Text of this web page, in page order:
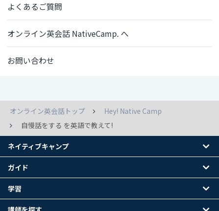
よくあるご質問
オンライン英会話 NativeCamp. へ
お問い合わせ
オンライン英会話トップ
Hey! Native Camp
自慢話をする を英語で教えて!
ネイティブキャンプ
ガイド
学習